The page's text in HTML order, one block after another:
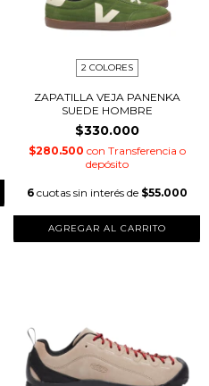
2 COLORES
ZAPATILLA VEJA PANENKA
SUEDE HOMBRE
$330.000
$280.500 con Transferencia o
depósito
6 cuotas sin interés de $55.000
AGREGAR AL CARRITO